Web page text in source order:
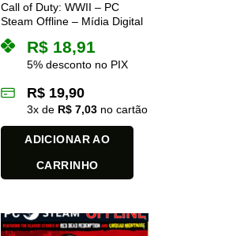
Call of Duty: WWII – PC
Steam Offline – Mídia Digital
R$ 18,91
5% desconto no PIX
R$ 19,90
3x de R$ 7,03 no cartão
ADICIONAR AO
CARRINHO